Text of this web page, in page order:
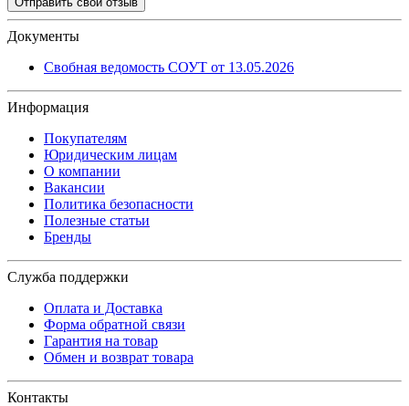
Документы
Свобная ведомость СОУТ от 13.05.2026
Информация
Покупателям
Юридическим лицам
О компании
Вакансии
Политика безопасности
Полезные статьи
Бренды
Служба поддержки
Оплата и Доставка
Форма обратной связи
Гарантия на товар
Обмен и возврат товара
Контакты